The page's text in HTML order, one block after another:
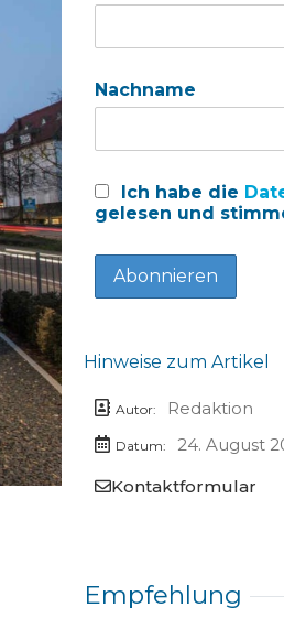
Nachname
Ich habe die
gelesen und
Hinweise zum Artikel
Autor: Redaktion
Datum:
24. August
Kontaktformular
Empfehlung